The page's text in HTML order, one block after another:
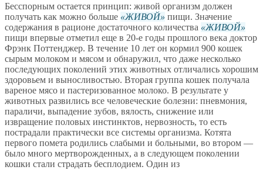
Бесспорным остается принцип: живой организм должен
получать как можно больше
ЖИВОЙ
пищи. Значение
содержания в рационе достаточного количества
ЖИВОЙ
пищи впервые отметил еще в 20-е годы прошлого века доктор
Фрэнк Поттенджер. В течение 10 лет он кормил 900 кошек
сырым молоком и мясом и обнаружил, что даже несколько
последующих поколений этих животных отличались хорошим
здоровьем и выносливостью. Вторая группа кошек получала
вареное мясо и пастеризованное молоко. В результате у
животных развились все человеческие болезни: пневмония,
параличи, выпадение зубов, вялость, снижение или
извращение половых инстинктов, нервозность, то есть
пострадали практически все системы организма. Котята
первого помета родились слабыми и больными, во втором —
было много мертворожденных, а в следующем поколении
кошки стали страдать бесплодием. Один из